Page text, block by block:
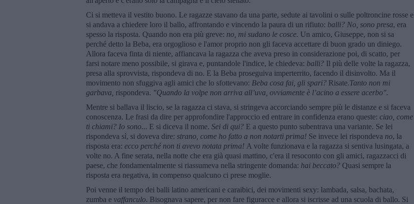
Ci si metteva il vestito buono. Le ragazze stavano da una parte, sedute ai tavolini o sulle poltroncine rosse e
si andava a chiedere loro il ballo, affrontando e vincendo la paura di un rifiuto: balli? No, sono presa, era
spesso la risposta. Quando non era più greve: no, mi sudano le cosce. Un amico, Giuseppe, non si sa
perché detto la Beba, era orgoglioso e l'amor proprio non gli faceva accettare di buon grado un diniego.
Allora faceva finta di niente, affiancava la ragazza che aveva preso in considerazione poi, di scatto, per
farsi notare meno possibile, si girava e, puntandole l'indice, le chiedeva: balli? Il più delle volte la ragazza,
presa alla sprovvista, rispondeva di no. E la Beba proseguiva imperterrito, facendo il disinvolto. Ma il
movimento non sfuggiva agli amici che lo sfottevano: Beba cosa fai, gli spari? Risate.Tanto non mi
garbava, rispondeva. "Quando la volpe non arriva all’uva, ovviamente è l’acino a essere acerbo".
Mentre si ballava il liscio, se la ragazza ci stava, si stringeva accorciando sempre più le distanze e si faceva
conoscenza. Le frasi da dire per approfondire l'approccio ed entrare in confidenza erano queste: ciao, come
ti chiami? Io sono... E si diceva il nome. Sei di qui? E a questo punto subentrava una variante. Se lei
rispondeva sì, si doveva dire: strano, come ho fatto a non notarti prima! Se invece lei rispondeva no, la
risposta era: ecco perché non ti avevo notata prima! A volte funzionava e la ragazza si sentiva lusingata, a
volte no. A fine serata, nella notte che era già quasi mattino, c'era il resoconto con gli amici, ragazzacci di
paese, che fondamentalmente si riassumeva nella stringente domanda: hai beccato? Quasi sempre la
risposta era negativa, in compenso qualcuno ci prese moglie.
Poi venne il tempo dei balli latino americani e caraibici, dei movimenti sexy: lambada, salsa, bachata,
zumba e vaffanculo. Bisognava sapere, per non fare figuracce e allora si iscrisse ad una scuola di ballo. Si